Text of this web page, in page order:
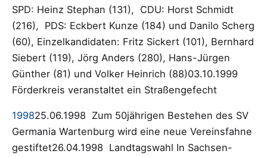
SPD: Heinz Stephan (131), CDU: Horst Schmidt
(216), PDS: Eckbert Kunze (184) und Danilo Scherg
(60), Einzelkandidaten: Fritz Sickert (101), Bernhard
Siebert (119), Jörg Anders (280), Hans-Jürgen
Günther (81) und Volker Heinrich (88)03.10.1999
Förderkreis veranstaltet ein Straßengefecht
199825.06.1998 Zum 50jährigen Bestehen des SV
Germania Wartenburg wird eine neue Vereinsfahne
gestiftet26.04.1998 Landtagswahl In Sachsen-